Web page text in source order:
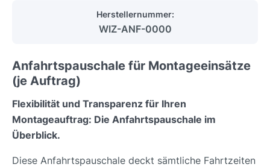
Herstellernummer:
WIZ-ANF-0000
Anfahrtspauschale für Montageeinsätze
(je Auftrag)
Flexibilität und Transparenz für Ihren
Montageauftrag: Die Anfahrtspauschale im
Überblick.
Diese Anfahrtspauschale deckt sämtliche Fahrtzeiten